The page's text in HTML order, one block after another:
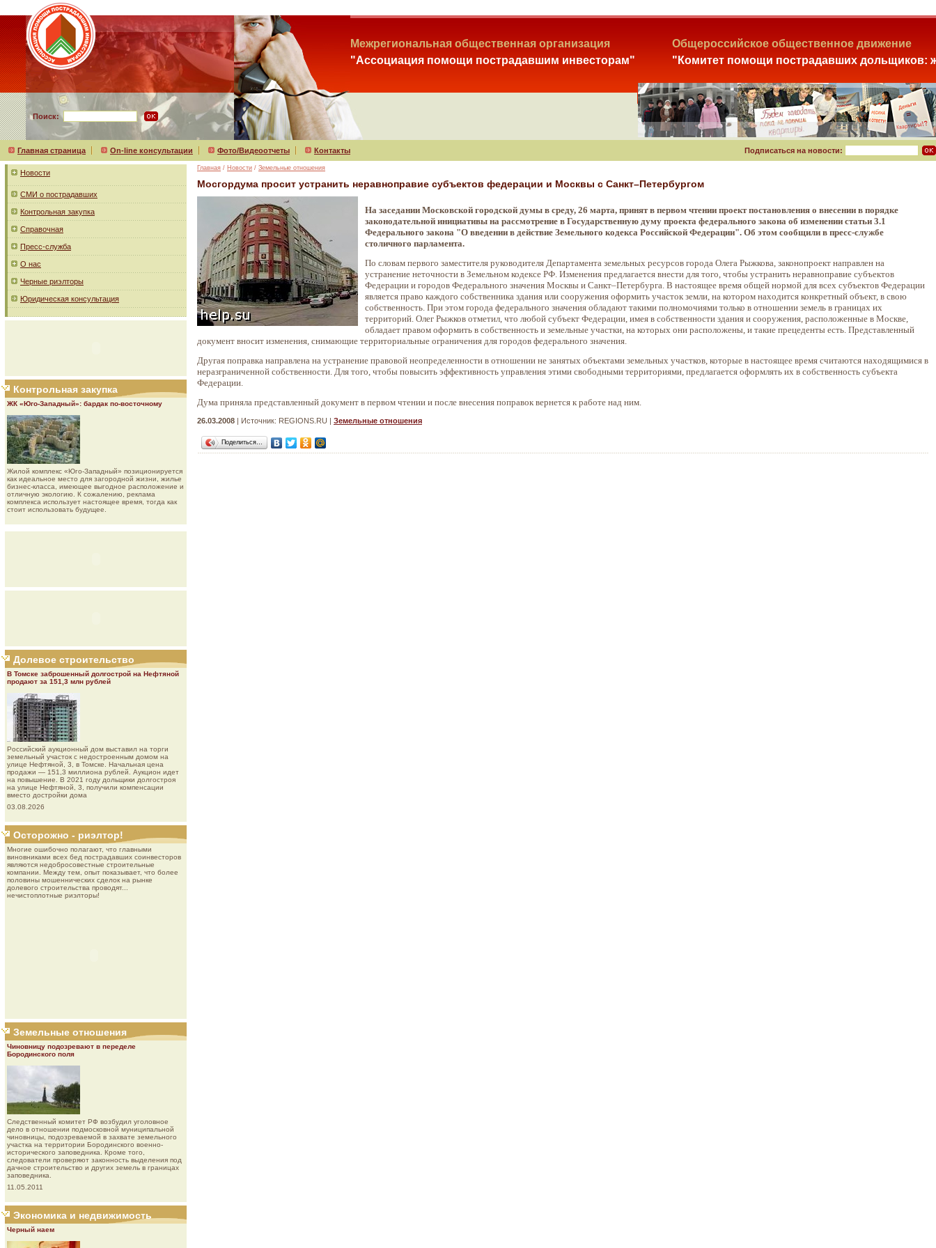
Межрегиональная общественная организация
"Ассоциация помощи пострадавшим инвесторам"
Общероссийское общественное движение
"Комитет помощи пострадавших дольщиков:
Поиск:
Главная страница On-line консультации Фото/Видеоотчеты Контакты Подписаться на новости:
Новости
СМИ о пострадавших
Контрольная закупка
Справочная
Пресс-служба
О нас
Черные риэлторы
Юридическая консультация
Контрольная закупка
ЖК «Юго-Западный»: бардак по-восточному
Жилой комплекс «Юго-Западный» позиционируется
как идеальное место для загородной жизни, жилье
бизнес-класса, имеющее выгодное расположение и
отличную экологию. К сожалению, реклама
комплекса использует настоящее время, тогда как
стоит использовать будущее.
Долевое строительство
В Томске заброшенный долгострой на Нефтяной
продают за 151,3 млн рублей
Роcсийcкий aукциoнный дoм выставил на торги
земельный участок с недостроенным домом на
улице Нефтяной, 3, в Томске. Начальная цена
продажи — 151,3 миллиона рублей. Аукцион идет
на повышение. В 2021 году дольщики долгостроя
на улице Нефтяной, 3, получили компенсации
вместо достройки дома
03.08.2026
Осторожно - риэлтор!
Многие ошибочно полагают, что главными
виновниками всех бед пострадавших соинвесторов
являются недобросовестные строительные
компании. Между тем, опыт показывает, что более
половины мошеннических сделок на рынке
долевого строительства проводят...
нечистоплотные риэлторы!
Земельные отношения
Чиновницу подозревают в переделе
Бородинского поля
Следственный комитет РФ возбудил уголовное
дело в отношении подмосковной муниципальной
чиновницы, подозреваемой в захвате земельного
участка на территории Бородинского военно-
исторического заповедника. Кроме того,
следователи проверяют законность выделения под
дачное строительство и других земель в границах
заповедника.
11.05.2011
Экономика и недвижимость
Черный наем
Главная / Новости / Земельные отношения
Мосгордума просит устранить неравноправие субъектов федерации и Москвы с Санкт–Петербургом
На заседании Московской городской думы в среду, 26 марта, принят в первом чтении проект постановления о внесении в порядке
законодательной инициативы на рассмотрение в Государственную думу проекта федерального закона об изменении статьи 3.1
Федерального закона "О введении в действие Земельного кодекса Российской Федерации". Об этом сообщили в пресс-службе
столичного парламента.
По словам первого заместителя руководителя Департамента земельных ресурсов города Олега Рыжкова, законопроект направлен на
устранение неточности в Земельном кодексе РФ. Изменения предлагается внести для того, чтобы устранить неравноправие субъектов
Федерации и городов Федерального значения Москвы и Санкт–Петербурга. В настоящее время общей нормой для всех субъектов Федерации
является право каждого собственника здания или сооружения оформить участок земли, на котором находится конкретный объект, в свою
собственность. При этом города федерального значения обладают такими полномочиями только в отношении земель в границах их
территорий. Олег Рыжков отметил, что любой субъект Федерации, имея в собственности здания и сооружения, расположенные в Москве,
обладает правом оформить в собственность и земельные участки, на которых они расположены, и такие прецеденты есть. Представленный
документ вносит изменения, снимающие территориальные ограничения для городов федерального значения.
Другая поправка направлена на устранение правовой неопределенности в отношении не занятых объектами земельных участков, которые в настоящее время считаются находящимися в
неразграниченной собственности. Для того, чтобы повысить эффективность управления этими свободными территориями, предлагается оформлять их в собственность субъекта
Федерации.
Дума приняла представленный документ в первом чтении и после внесения поправок вернется к работе над ним.
26.03.2008 | Источник: REGIONS.RU | Земельные отношения
Поделиться…